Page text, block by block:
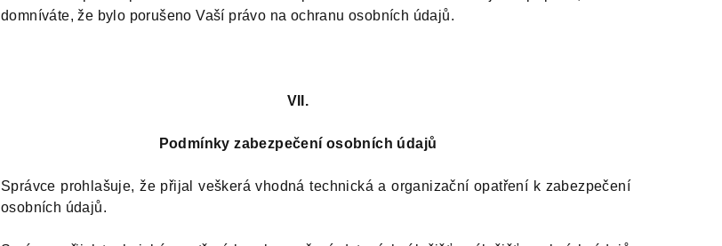
domníváte, že bylo porušeno Vaší právo na ochranu osobních údajů.
VII.
Podmínky zabezpečení osobních údajů
Správce prohlašuje, že přijal veškerá vhodná technická a organizační opatření k zabezpečení
osobních údajů.